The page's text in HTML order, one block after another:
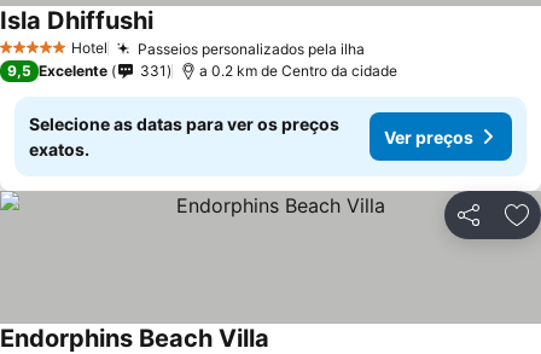
5 Estrelas Hotel Passeios personalizados pela ilha
Isla Dhiffushi
9,5 Excelente 331 a 0.2 km de Centro da cidade
Selecione as datas para ver os preços
exatos.
Ver preços
Partilhar
Endorphins Beach Villa